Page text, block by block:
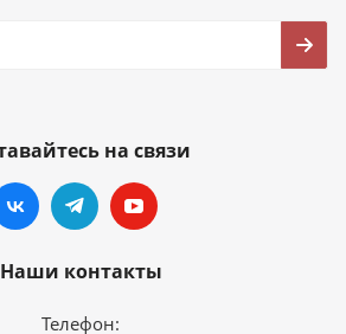
на связи
Наши контакты
Телефон: